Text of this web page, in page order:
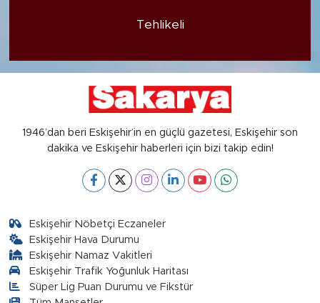
Tehlikeli
1946’dan beri Eskişehir’in en güçlü gazetesi, Eskişehir son
dakika ve Eskişehir haberleri için bizi takip edin!
Eskişehir Nöbetçi Eczaneler
Eskişehir Hava Durumu
Eskişehir Namaz Vakitleri
Eskişehir Trafik Yoğunluk Haritası
Süper Lig Puan Durumu ve Fikstür